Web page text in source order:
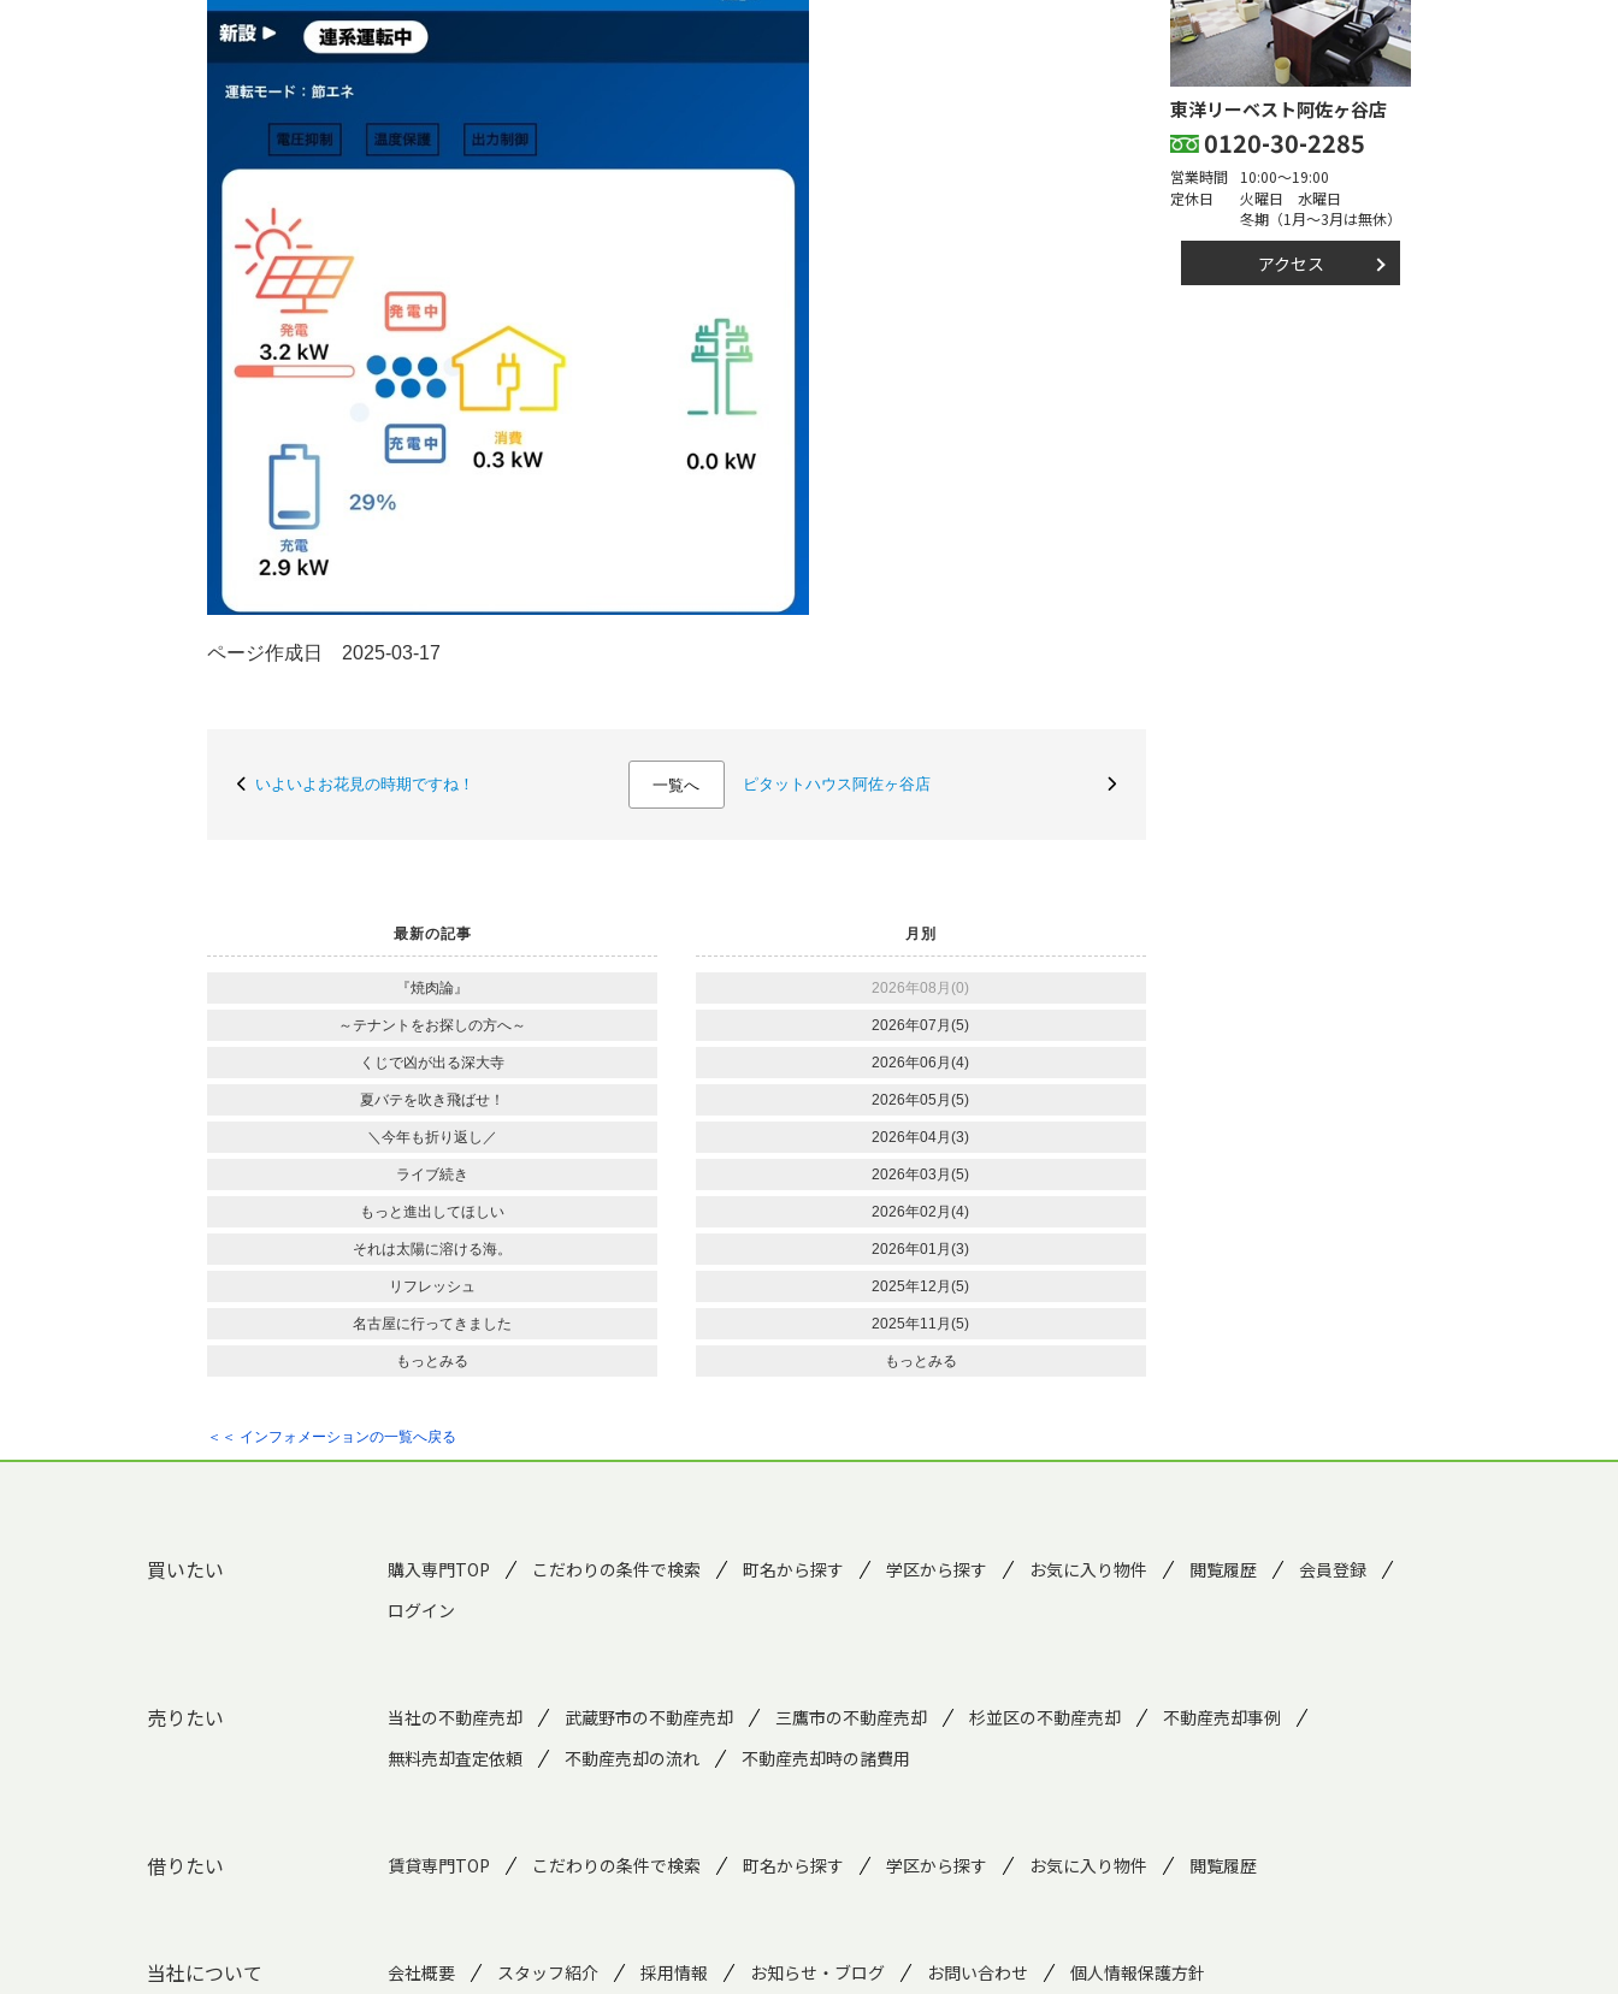
ページ作成日 2025-03-17
いよいよお花見の時期ですね！ 一覧へ ピタットハウス阿佐ヶ谷店
最新の記事
『焼肉論』
～テナントをお探しの方へ～
くじで凶が出る深大寺
夏バテを吹き飛ばせ！
＼今年も折り返し／
ライブ続き
もっと進出してほしい
それは太陽に溶ける海。
リフレッシュ
名古屋に行ってきました
もっとみる
月別
2026年08月(0)
2026年07月(5)
2026年06月(4)
2026年05月(5)
2026年04月(3)
2026年03月(5)
2026年02月(4)
2026年01月(3)
2025年12月(5)
2025年11月(5)
もっとみる
＜＜ インフォメーションの一覧へ戻る
東洋リーベスト阿佐ヶ谷店
0120-30-2285
営業時間
10:00～19:00
定休日
火曜日 水曜日
冬期（1月～3月は無休）
アクセス
買いたい 購入専門TOP こだわりの条件で検索 町名から探す 学区から探す お気に入り物件 閲覧履歴
会員登録
ログイン
売りたい 当社の不動産売却 武蔵野市の不動産売却 三鷹市の不動産売却 杉並区の不動産売却
不動産売却事例
無料売却査定依頼
不動産売却の流れ 不動産売却時の諸費用
借りたい 賃貸専門TOP こだわりの条件で検索 町名から探す 学区から探す お気に入り物件 閲覧履歴
当社について 会社概要 スタッフ紹介 採用情報 お知らせ・ブログ お問い合わせ 個人情報保護方針